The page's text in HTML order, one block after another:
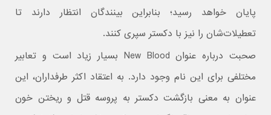
پایان خواهد رسید؛ بنابراین بینندگان انتظار دارند تا
تعطیلات‌شان را نیز با دکستر سپری کنند.
صحبت درباره عنوان New Blood بسیار زیاد است و تعابیر
مختلفی برای این نام وجود دارد. به اعتقاد اکثر طرفداران، این
عنوان به معنی بازگشت دکستر به پروسه قتل و ریختن خون